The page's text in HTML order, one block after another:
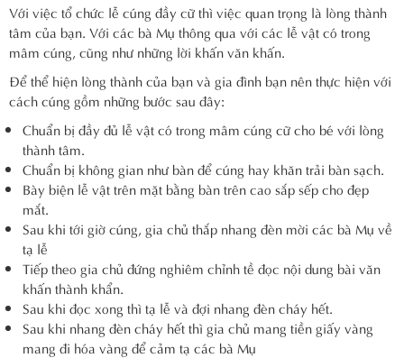
Với việc tổ chức lễ cúng đầy cữ thì việc quan trọng là lòng thành
tâm của bạn. Với các bà Mụ thông qua với các lễ vật có trong
mâm cúng, cũng như những lời khấn văn khấn.
Để thể hiện lòng thành của bạn và gia đình bạn nên thực hiện với
cách cúng gồm những bước sau đây:
Chuẩn bị đầy đủ lễ vật có trong mâm cúng cữ cho bé với lòng
thành tâm.
Chuẩn bị không gian như bàn để cúng hay khăn trải bàn sạch.
Bày biện lễ vật trên mặt bằng bàn trên cao sắp sếp cho đẹp
mắt.
Sau khi tới giờ cúng, gia chủ thắp nhang đèn mời các bà Mụ về
tạ lễ
Tiếp theo gia chủ đứng nghiêm chỉnh tề đọc nội dung bài văn
khấn thành khẩn.
Sau khi đọc xong thì tạ lễ và đợi nhang đèn cháy hết.
Sau khi nhang đèn cháy hết thì gia chủ mang tiền giấy vàng
mang đi hóa vàng để cảm tạ các bà Mụ